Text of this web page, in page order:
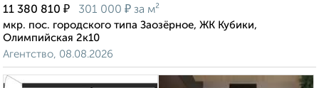
11 380 810 ₽ 301 000 ₽ за м²
мкр. пос. городского типа Заозёрное, ЖК Кубики,
Олимпийская 2к10
Агентство, 08.08.2026